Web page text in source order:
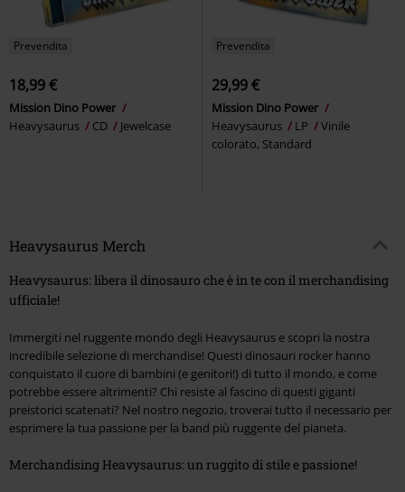
Prevendita
18,99 €
Mission Dino Power
Heavysaurus
CD Jewelcase
Prevendita
29,99 €
Mission Dino Power
Heavysaurus
LP
Vinile
colorato, Standard
Heavysaurus Merch
Heavysaurus: libera il dinosauro che è in te con il merchandising
ufficiale!
Immergiti nel ruggente mondo degli Heavysaurus e scopri la nostra
incredibile selezione di merchandise! Questi dinosauri rocker hanno
conquistato il cuore di bambini (e genitori!) di tutto il mondo, e come
potrebbe essere altrimenti? Chi resiste al fascino di questi giganti
preistorici scatenati? Nel nostro negozio, troverai tutto il necessario per
esprimere la tua passione per la band più ruggente del pianeta.
Merchandising Heavysaurus: un ruggito di stile e passione!